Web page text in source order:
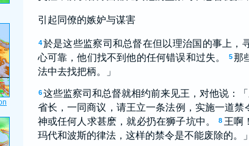
引起同僚的嫉妒与谋害
4 於是这些监察司和总督在但以理治国的事上，
心可靠，他们找不到他的任何错误和过失。
5那
法中去找把柄。」
6 这些监察司和总督就相约前来见王，对他说：「
省长，一同商议，请王立一条法例，实施一道
神或任何人求甚麽，就必扔在狮子坑中。
8 王啊
玛代和波斯的律法，这样的禁令是不能废除的。」